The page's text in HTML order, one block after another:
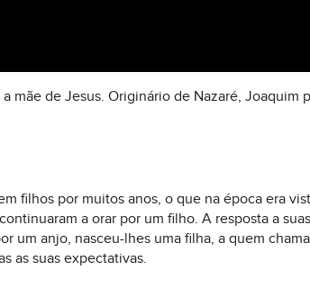
mãe de Jesus. Originário de Nazaré,
filhos por muitos anos, o que na época era
a orar por um filho. A resposta a
um anjo, nasceu-lhes uma filha, a quem
as suas expectativas.